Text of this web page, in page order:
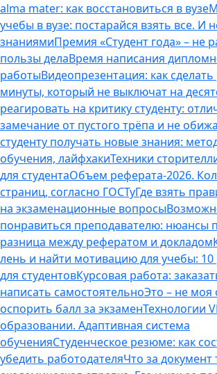
alma mater: как восстановиться в вузе
учебы в вузе: постарайся взять все. И
знаниямиПремия «Студент года» – не
пользы делаВремя написания
работыВидеопрезентация: как
минуты, который не выключат на
реагировать на критику студенту:
замечание от пустого трёпа и не
студенту получать новые знания:
обучения, лайфхакиТехники
для студентаОбъем реферата-2026.
страниц, согласно ГОСТуГде взять
на экзаменационные вопросы
понравиться преподавателю: нюансы
разница между рефератом и докладом
лень и найти мотивацию для учебы: 10
для студентовКурсовая работа:
написать самостоятельноЭто – не моя
оспорить балл за экзаменТехнологии
образовании. Адаптивная система
обученияСтуденческое резюме: как
убедить работодателяЧто за документ